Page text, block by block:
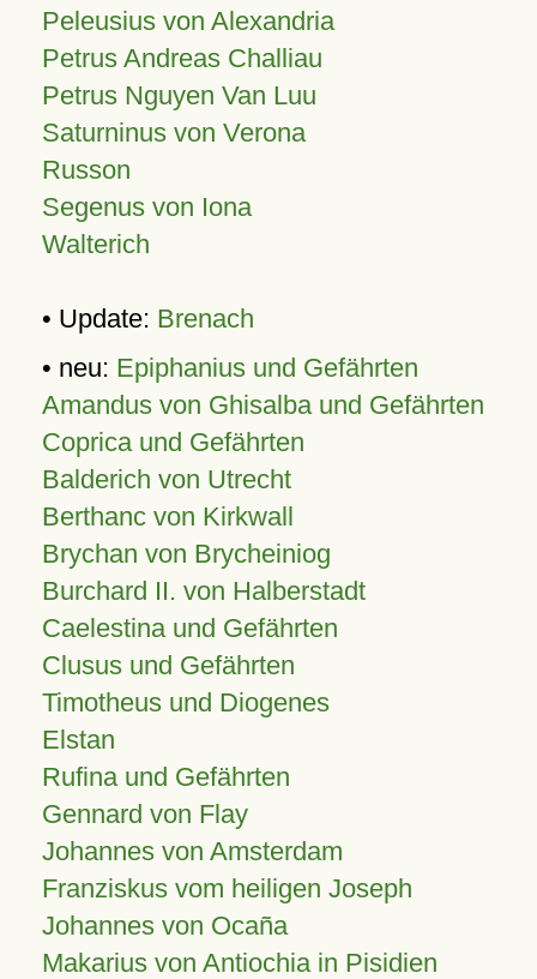
Peleusius von Alexandria
Petrus Andreas Challiau
Petrus Nguyen Van Luu
Saturninus von Verona
Russon
Segenus von Iona
Walterich
• Update: Brenach
• neu: Epiphanius und Gefährten
Amandus von Ghisalba und Gefährten
Coprica und Gefährten
Balderich von Utrecht
Berthanc von Kirkwall
Brychan von Brycheiniog
Burchard II. von Halberstadt
Caelestina und Gefährten
Clusus und Gefährten
Timotheus und Diogenes
Elstan
Rufina und Gefährten
Gennard von Flay
Johannes von Amsterdam
Franziskus vom heiligen Joseph
Johannes von Ocaña
Makarius von Antiochia in Pisidien